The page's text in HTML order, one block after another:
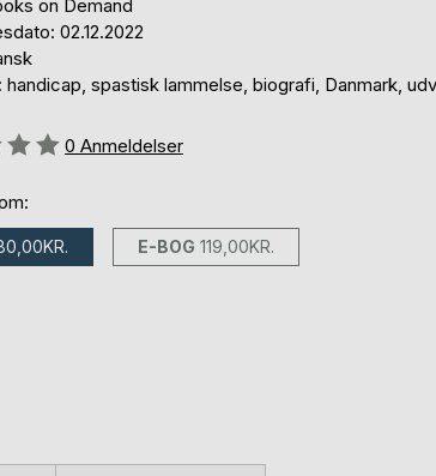
on Demand
02.12.2022
handicap, spastisk lammelse, biografi, Danmark,
0 Anmeldelser
E-BOG 119,00KR.